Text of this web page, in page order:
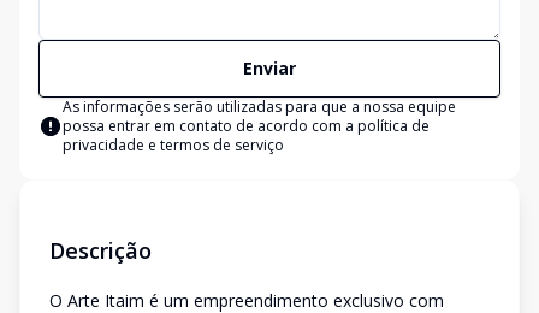
Enviar
As informações serão utilizadas para que a nossa equipe
possa entrar em contato de acordo com a política de
privacidade e termos de serviço
Descrição
O Arte Itaim é um empreendimento exclusivo com